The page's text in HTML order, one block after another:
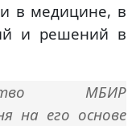
и в медицине, в
и решений в
МБИР
на его основе